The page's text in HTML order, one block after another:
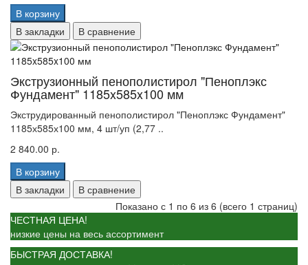
В корзину
В закладки
В сравнение
Экструзионный пенополистирол "Пеноплэкс
Фундамент" 1185x585x100 мм
Экструдированный пенополистирол "Пеноплэкс Фундамент"
1185х585х100 мм, 4 шт/уп (2,77 ..
2 840.00 р.
В корзину
В закладки
В сравнение
Показано с 1 по 6 из 6 (всего 1 страниц)
ЧЕСТНАЯ ЦЕНА!
низкие цены на весь ассортимент
БЫСТРАЯ ДОСТАВКА!